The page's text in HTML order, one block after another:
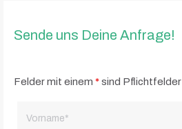
Sende uns Deine Anfrage!
Felder mit einem *sind Pflichtfelder